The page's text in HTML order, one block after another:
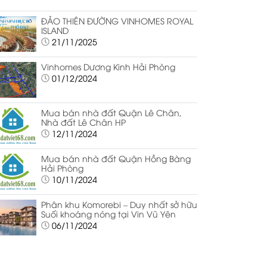
ĐẢO THIÊN ĐƯỜNG VINHOMES ROYAL
ISLAND
21/11/2025
Vinhomes Dương Kinh Hải Phòng
01/12/2024
Mua bán nhà đất Quận Lê Chân,
Nhà đất Lê Chân HP
12/11/2024
Mua bán nhà đất Quận Hồng Bàng
Hải Phòng
10/11/2024
Phân khu Komorebi – Duy nhất sở hữu
Suối khoáng nóng tại Vin Vũ Yên
06/11/2024